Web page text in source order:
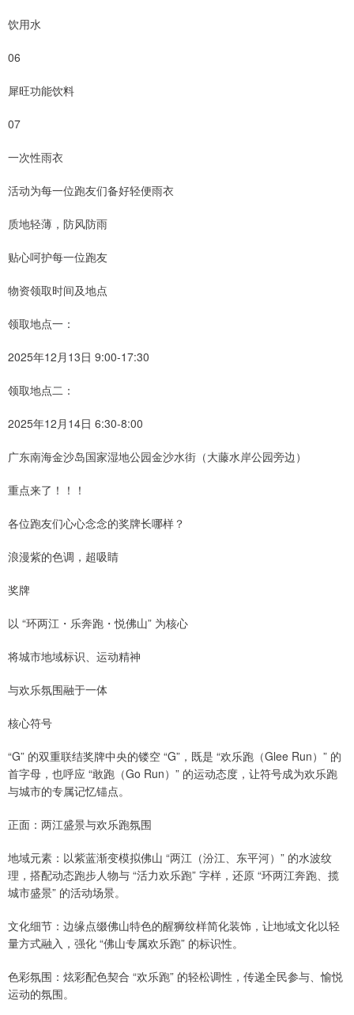
饮用水
06
犀旺功能饮料
07
一次性雨衣
活动为每一位跑友们备好轻便雨衣
质地轻薄，防风防雨
贴心呵护每一位跑友
物资领取时间及地点
领取地点一：
2025年12月13日 9:00-17:30
领取地点二：
2025年12月14日 6:30-8:00
广东南海金沙岛国家湿地公园金沙水街（大藤水岸公园旁边）
重点来了！！！
各位跑友们心心念念的奖牌长哪样？
浪漫紫的色调，超吸睛
奖牌
以 “环两江・乐奔跑・悦佛山” 为核心
将城市地域标识、运动精神
与欢乐氛围融于一体
核心符号
“G” 的双重联结奖牌中央的镂空 “G”，既是 “欢乐跑（Glee Run）” 的
首字母，也呼应 “敢跑（Go Run）” 的运动态度，让符号成为欢乐跑
与城市的专属记忆锚点。
正面：两江盛景与欢乐跑氛围
地域元素：以紫蓝渐变模拟佛山 “两江（汾江、东平河）” 的水波纹
理，搭配动态跑步人物与 “活力欢乐跑” 字样，还原 “环两江奔跑、揽
城市盛景” 的活动场景。
文化细节：边缘点缀佛山特色的醒狮纹样简化装饰，让地域文化以轻
量方式融入，强化 “佛山专属欢乐跑” 的标识性。
色彩氛围：炫彩配色契合 “欢乐跑” 的轻松调性，传递全民参与、愉悦
运动的氛围。